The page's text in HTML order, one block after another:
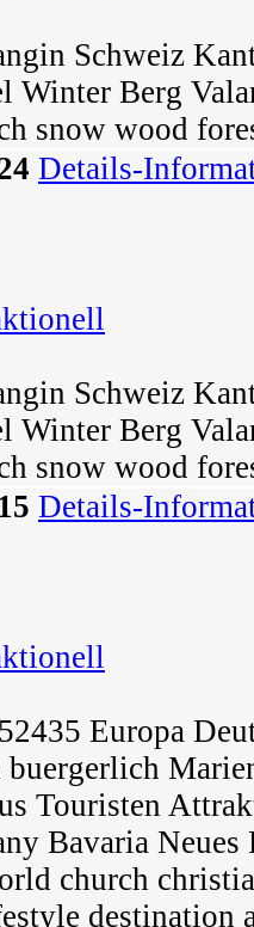
Schweiz
Winter Berg
snow wood
Details-
Schweiz
Winter Berg
snow wood
Details-
Europa
buergerlich
Touristen
Bavaria
church
destination